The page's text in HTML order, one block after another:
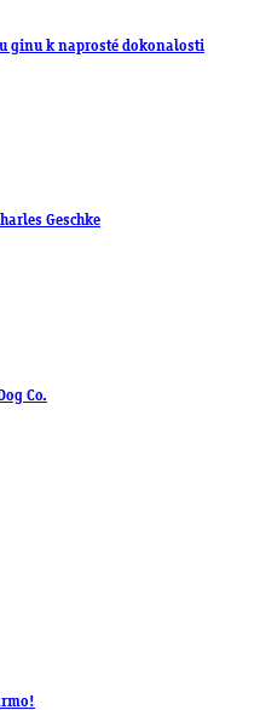
ginu k naprosté dokonalosti
Geschke
Co.